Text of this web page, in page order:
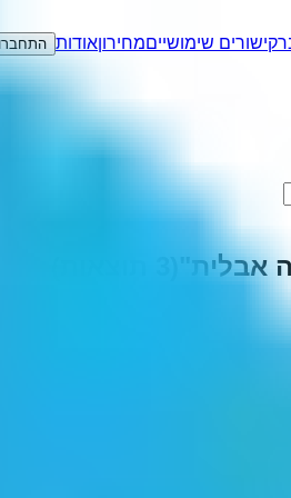
קישורים שימושייםמחירוןאודות
אבלית